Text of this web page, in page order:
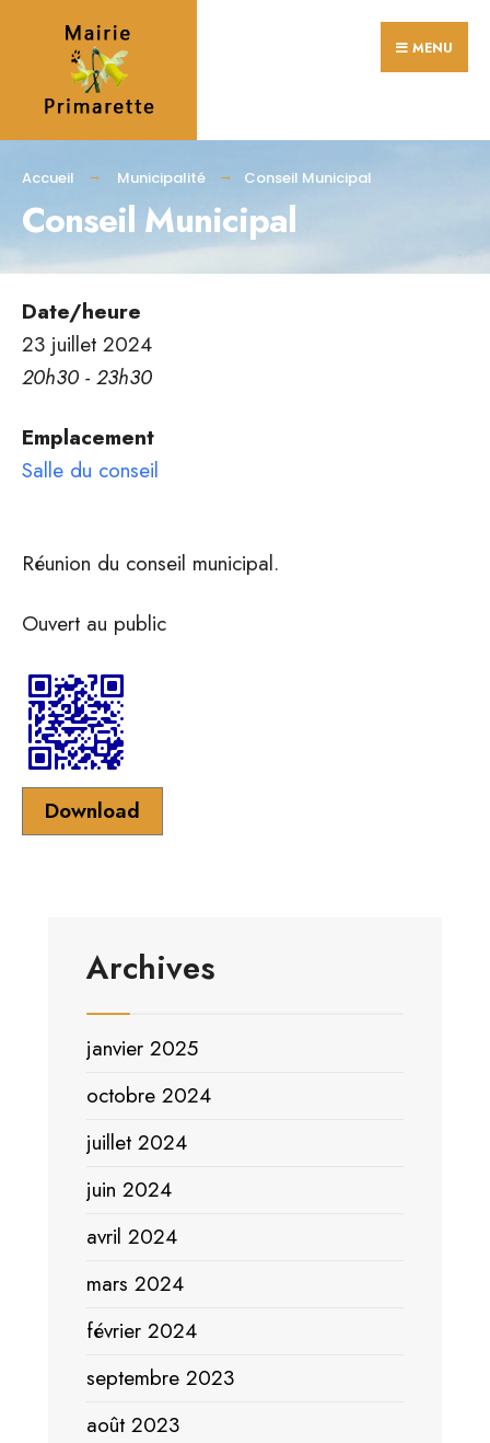
content
MENU
Accueil Municipalité Conseil Municipal
Conseil Municipal
Date/heure
23 juillet 2024
20h30 - 23h30
Emplacement
Salle du conseil
Réunion du conseil municipal.
Ouvert au public
Download
Archives
janvier 2025
octobre 2024
juillet 2024
juin 2024
avril 2024
mars 2024
février 2024
septembre 2023
août 2023
for: